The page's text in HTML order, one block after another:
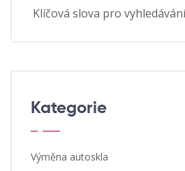
Kategorie
Výměna autoskla